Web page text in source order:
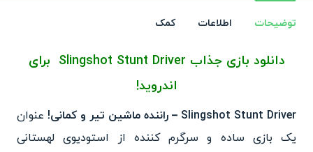
توضیحات اطلاعات کمک
دانلود بازی جذاب
Slingshot Stunt Driver برای
اندروید!
Slingshot Stunt Driver – راننده ماشین تیر و کمانی!
عنوان
یک بازی ساده و سرگرم کننده از استودیوی لهستانی